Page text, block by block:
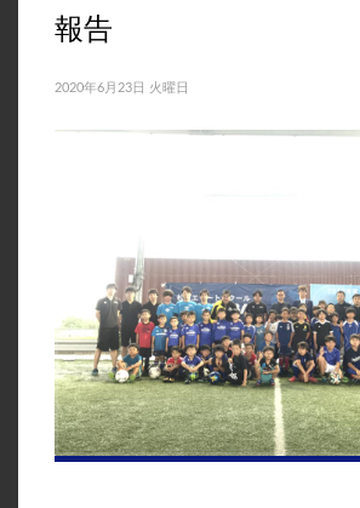
2020年9月
2020年6月
CATEGORIES
イベント告知
イベント実績
スケジュール
体験会
未分類
栄養コラム
報告
2020年6月23日 火曜日